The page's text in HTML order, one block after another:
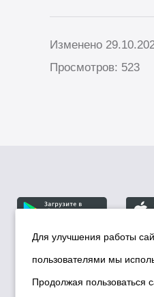
Изменено
Просмотров: 523
© Департамент
города Новосибирска,
Для улучшения работы
пользователями мы
Продолжая пользоваться